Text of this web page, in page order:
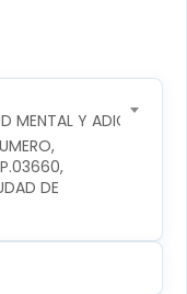
MENTAL Y ADICCIONES
DE